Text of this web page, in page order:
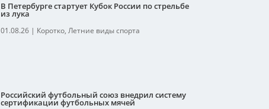
В Петербурге стартует Кубок России по стрельбе
из лука
01.08.26| Коротко, Летние виды спорта
Российский футбольный союз внедрил систему
сертификации футбольных мячей